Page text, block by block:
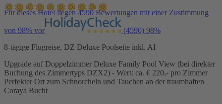
Für dieses Hotel liegen 4590 Bewertungen mit einer Zustimmung
von 98% vor (4590) 98%
8-tägige Flugreise, DZ Deluxe Poolseite inkl. AI
Upgrade auf Doppelzimmer Deluxe Family Pool View (bei direkter
Buchung des Zimmertyps DZX2) - Wert: ca. € 220,- pro Zimmer
Perfekter Ort zum Schnorcheln und Tauchen an der traumhaften
Coraya Bucht